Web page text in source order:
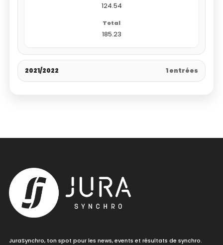
124.54
185.23
2021/2022 1 entrées
JuraSynchro, ton spot pour les news, events et résultats de synchro.